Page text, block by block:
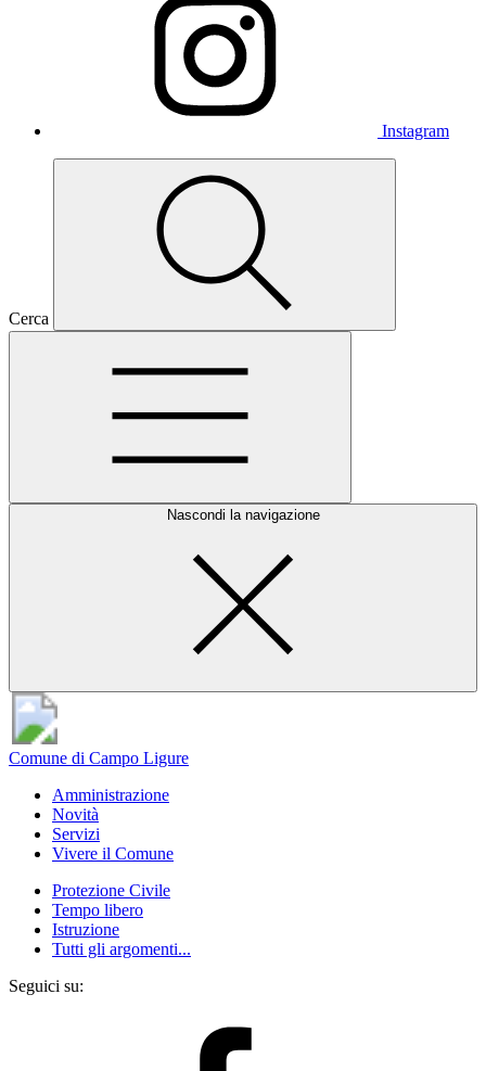
Instagram
Cerca
Nascondi la navigazione
Comune di Campo Ligure
Amministrazione
Novità
Servizi
Vivere il Comune
Protezione Civile
Tempo libero
Istruzione
Tutti gli argomenti...
Seguici su: